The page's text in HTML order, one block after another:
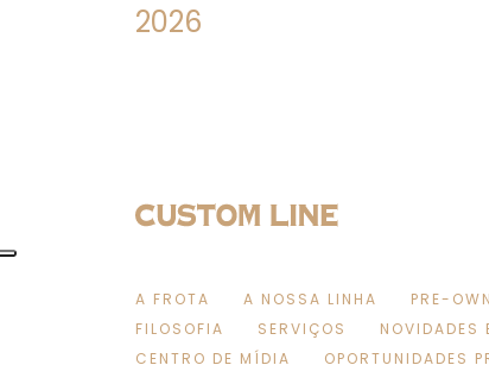
2026
A FROTA A NOSSA LINHA
PRE-
FILOSOFIA
SERVIÇOS
NOVIDADES
CENTRO DE MÍDIA
OPORTUNIDADES